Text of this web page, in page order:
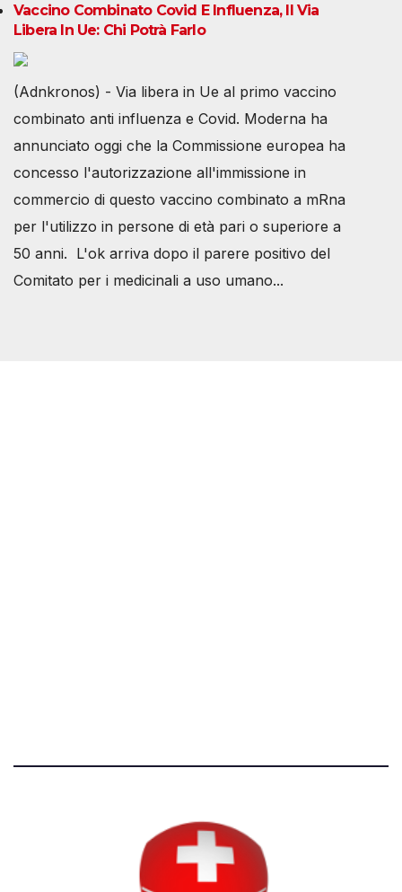
Vaccino Combinato Covid E Influenza, Il Via
Libera In Ue: Chi Potrà Farlo
(Adnkronos) - Via libera in Ue al primo vaccino
combinato anti influenza e Covid. Moderna ha
annunciato oggi che la Commissione europea ha
concesso l'autorizzazione all'immissione in
commercio di questo vaccino combinato a mRna
per l'utilizzo in persone di età pari o superiore a
50 anni. L'ok arriva dopo il parere positivo del
Comitato per i medicinali a uso umano...